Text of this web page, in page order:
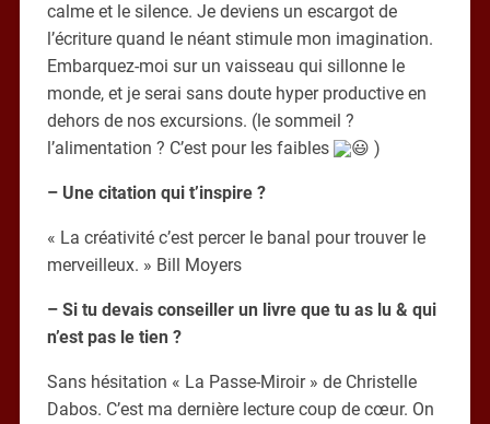
calme et le silence. Je deviens un escargot de
l’écriture quand le néant stimule mon imagination.
Embarquez-moi sur un vaisseau qui sillonne le
monde, et je serai sans doute hyper productive en
dehors de nos excursions. (le sommeil ?
l’alimentation ? C’est pour les faibles
)
– Une citation qui t’inspire ?
« La créativité c’est percer le banal pour trouver le
merveilleux. » Bill Moyers
– Si tu devais conseiller un livre que tu as lu & qui
n’est pas le tien ?
Sans hésitation « La Passe-Miroir » de Christelle
Dabos. C’est ma dernière lecture coup de cœur. On